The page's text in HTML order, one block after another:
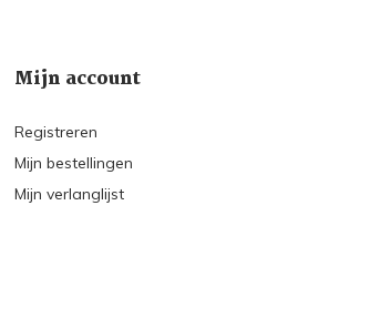
Mijn account
Registreren
Mijn bestellingen
Mijn verlanglijst